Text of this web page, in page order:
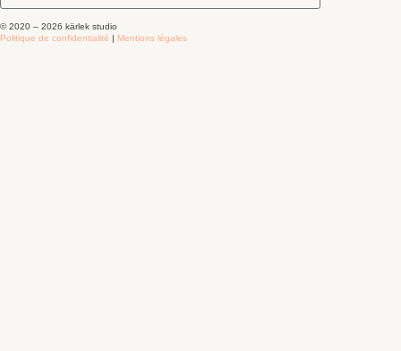
© 2020 – 2026 kärlek studio
Politique de confidentialité | Mentions légales